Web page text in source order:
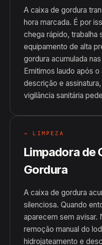
A caixa de gordura
hora marcada. É por
chega rápido, trabalha
equipamento de alta
gordura acumulada
Emitimos laudo após
descrição e
vigilância sanitária
→ LIMPEZA
Limpadora de
Gordura
A caixa de gordura
silenciosa. Quando
aparecem sem avisar.
remoção manual do
hidrojateamento e